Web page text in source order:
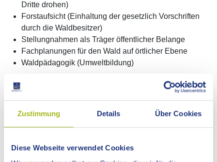
Zustimmung Details Über Cookies
Diese Webseite verwendet Cookies
Dritte drohen)
Forstaufsicht (Einhaltung der gesetzlich Vorschriften
durch die Waldbesitzer)
Stellungnahmen als Träger öffentlicher Belange
Fachplanungen für den Wald auf örtlicher Ebene
Waldpädagogik (Umweltbildung)
Im Körperschafts- und Privatwald:
Revierdienst im Körperschaftswald
Forstliche Betriebsplanung im Körperschaftswald
Betreuung und technische Hilfe im Privatwald